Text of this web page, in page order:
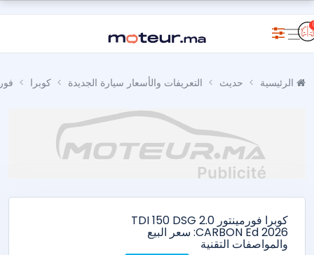
حديث التعريفات والأسعار سيارة الجديدة كوبرا
كوبرا فورمينتور 2.0 TDI 150 DSG
CARBON Ed 2026: سعر البيع
والمواصفات التقنية